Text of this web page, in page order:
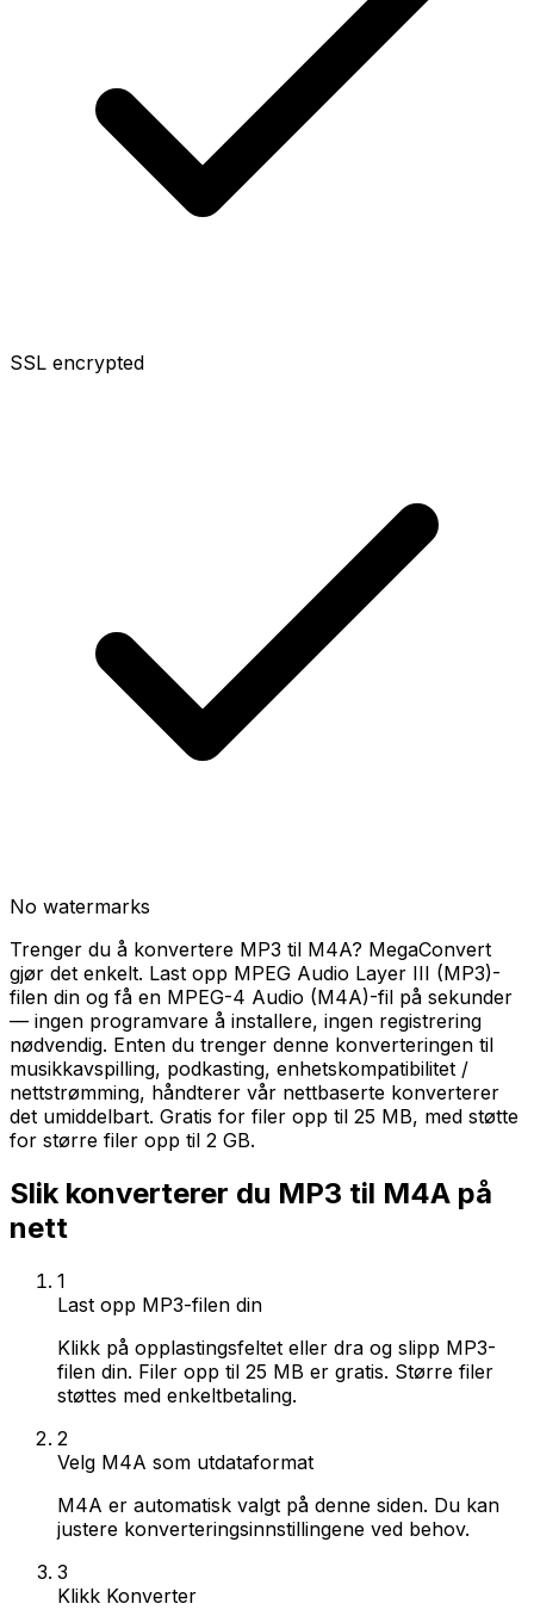
SSL encrypted
No watermarks
Trenger du å konvertere MP3 til M4A? MegaConvert
gjør det enkelt. Last opp MPEG Audio Layer III (MP3)-
filen din og få en MPEG-4 Audio (M4A)-fil på sekunder
— ingen programvare å installere, ingen registrering
nødvendig. Enten du trenger denne konverteringen til
musikkavspilling, podkasting, enhetskompatibilitet /
nettstrømming, håndterer vår nettbaserte konverterer
det umiddelbart. Gratis for filer opp til 25 MB, med støtte
for større filer opp til 2 GB.
Slik konverterer du MP3 til M4A på
nett
1
Last opp MP3-filen din
Klikk på opplastingsfeltet eller dra og slipp MP3-
filen din. Filer opp til 25 MB er gratis. Større filer
støttes med enkeltbetaling.
2
Velg M4A som utdataformat
M4A er automatisk valgt på denne siden. Du kan
justere konverteringsinnstillingene ved behov.
3
Klikk Konverter